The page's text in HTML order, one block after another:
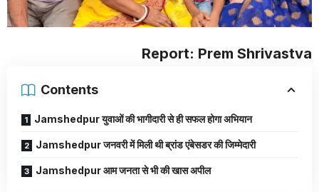
Report: Prem Shrivastva
Contents
Jamshedpur युवाओं की भागीदारी से ही सफल होगा अभियान
Jamshedpur जनवरी में मिली थी ब्रांड एंबेसडर की जिम्मेदारी
Jamshedpur आम जनता से भी की खास अपील